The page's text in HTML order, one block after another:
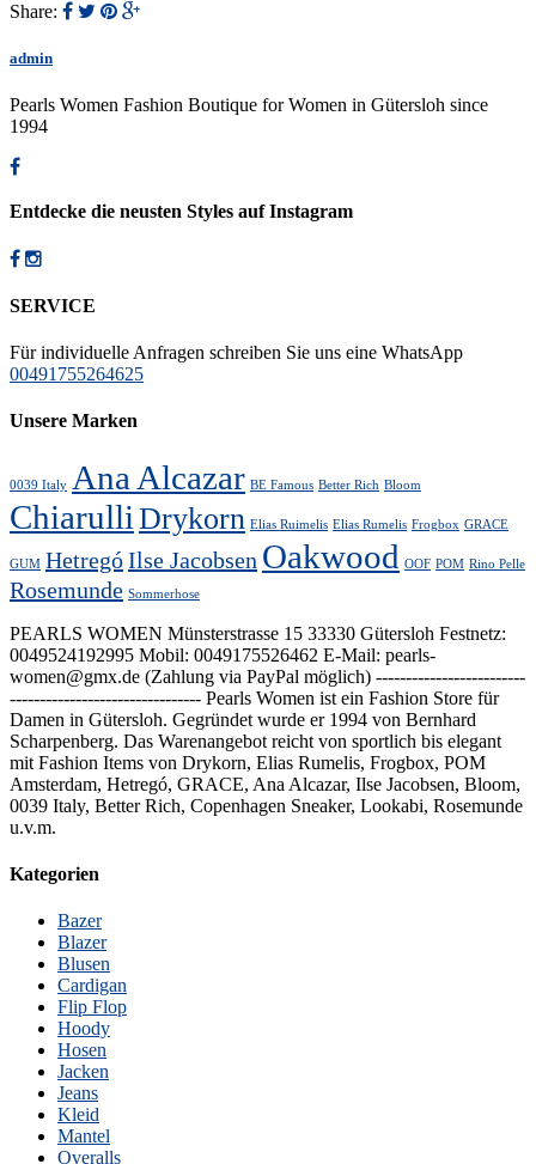
Share:
admin
Pearls Women Fashion Boutique for Women in Gütersloh since
1994
Entdecke die neusten Styles auf Instagram
SERVICE
Für individuelle Anfragen schreiben Sie uns eine WhatsApp
00491755264625
Unsere Marken
0039 Italy Ana Alcazar BE Famous Better Rich Bloom
Chiarulli Drykorn Elias Ruimelis Elias Rumelis Frogbox GRACE
GUM HetregóIlse Jacobsen Oakwood OOF POM Rino Pelle
Rosemunde Sommerhose
PEARLS WOMEN Münsterstrasse 15 33330 Gütersloh Festnetz:
0049524192995 Mobil: 0049175526462 E-Mail: pearls-
women@gmx.de (Zahlung via PayPal möglich) -------------------------
-------------------------------- Pearls Women ist ein Fashion Store für
Damen in Gütersloh. Gegründet wurde er 1994 von Bernhard
Scharpenberg. Das Warenangebot reicht von sportlich bis elegant
mit Fashion Items von Drykorn, Elias Rumelis, Frogbox, POM
Amsterdam, Hetregó, GRACE, Ana Alcazar, Ilse Jacobsen, Bloom,
0039 Italy, Better Rich, Copenhagen Sneaker, Lookabi, Rosemunde
u.v.m.
Kategorien
Bazer
Blazer
Blusen
Cardigan
Flip Flop
Hoody
Hosen
Jacken
Jeans
Kleid
Mantel
Overalls